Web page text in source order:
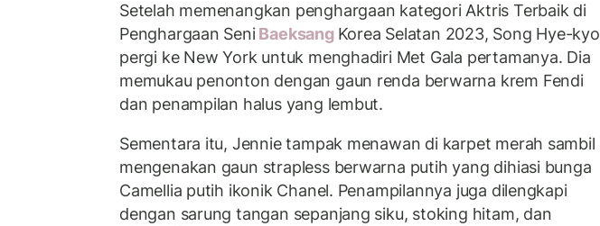
Setelah memenangkan penghargaan kategori Aktris Terbaik di
Penghargaan SeniBaeksang Korea Selatan 2023, Song Hye-kyo
pergi ke New York untuk menghadiri Met Gala pertamanya. Dia
memukau penonton dengan gaun renda berwarna krem ​​Fendi
dan penampilan halus yang lembut.
Sementara itu, Jennie tampak menawan di karpet merah sambil
mengenakan gaun strapless berwarna putih yang dihiasi bunga
Camellia putih ikonik Chanel. Penampilannya juga dilengkapi
dengan sarung tangan sepanjang siku, stoking hitam, dan